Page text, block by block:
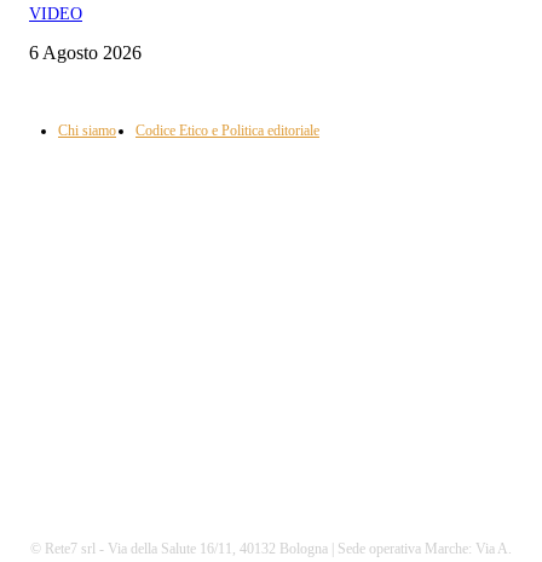
VIDEO
6 Agosto 2026
Chi siamo Codice Etico e Politica editoriale
© Rete7 srl - Via della Salute 16/11, 40132 Bologna | Sede operativa Marche: Via A.